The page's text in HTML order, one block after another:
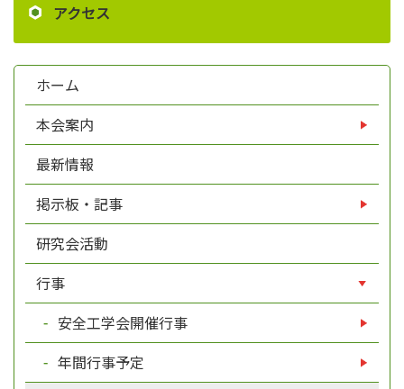
アクセス
ホーム
本会案内
最新情報
掲示板・記事
研究会活動
行事
安全工学会開催行事
年間行事予定